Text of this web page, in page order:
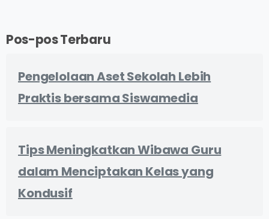
Pos-pos Terbaru
Pengelolaan Aset Sekolah Lebih
Praktis bersama Siswamedia
Tips Meningkatkan Wibawa Guru
dalam Menciptakan Kelas yang
Kondusif